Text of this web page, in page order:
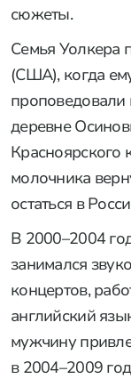
сюжеты.
Семья Уолкера
(США), когда
проповедовали
деревне
Красноярского
молочника
остаться в
В 2000–2004
занимался
концертов,
английский
мужчину
в 2004–2009